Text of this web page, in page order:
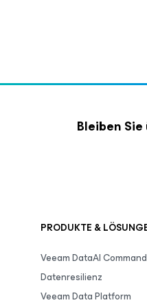
Bleiben
PRODUKTE &
Veeam DataAI
Datenresilienz
Veeam Data Platform